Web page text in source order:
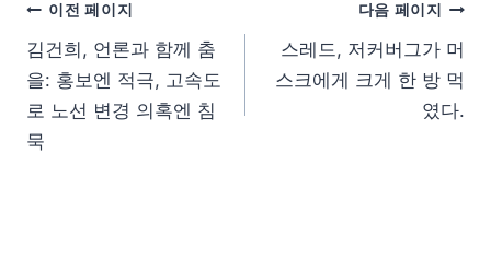
이전 페이지
김건희, 언론과 함께 춤
을: 홍보엔 적극, 고속도
로 노선 변경 의혹엔 침
묵
다음 페이지
스레드, 저커버그가 머
스크에게 크게 한 방 먹
였다.